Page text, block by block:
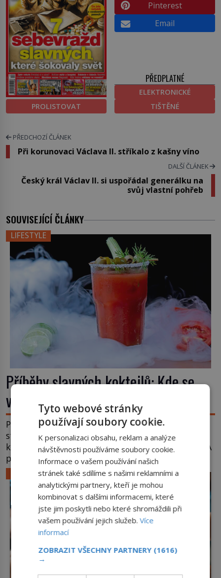
PROLISTOVAT
Pinterest
Email
PŘEDPLATNÉ
ELEKTRONICKÉ
TIŠTĚNÉ
PŘEDCHOZÍ ČLÁNEK
Při korunovaci Václava II. stříkalo z kašny víno
DALŠÍ ČLÁNEK
Český král Václav II. si uspořádal generálku na
svůj vlastní pohřeb
SOUVISEJÍCÍ ČLÁNKY
LIFESTYLE
Příběhy slavných koktejlů: Kde se
vzal Manhattan a Bloody Mary?
Promíchejte whiskey, červený vermut, několik
střiků koktejlových bitters a led, sceďte, ozdobte
koktejlovou třešinkou a tadá… Manhattan je tu! A
pokud to má být skutečně on, dejte si pozor, ať
místo klasické americké rye whiskey či klidně
bourbonu nepoužijete skotskou whisku. Co se
stane? Inu, koktejl bude stále skvělý, ale už to
nebude Manhattan ale […]
LIFESTYLE
Tyto webové stránky
používají soubory cookie.
K personalizaci obsahu, reklam a analýze
návštěvnosti používáme soubory cookie.
Informace o vašem používání našich
stránek také sdílíme s našimi reklamními a
analytickými partnery, kteří je mohou
kombinovat s dalšími informacemi, které
jste jim poskytli nebo které shromáždili při
vašem používání jejich služeb.Více
informací
ZOBRAZIT VŠECHNY PARTNERY (1616)
→